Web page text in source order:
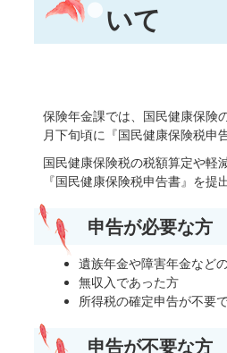
いて
保険年金課では、国民健康保険
月下旬頃に『国民健康保険税申
国民健康保険税の税額算定や軽
『国民健康保険税申告書』を提
申告が必要な方
遺族年金や障害年金など
無収入であった方
所得税の確定申告が不要
申告が不要な方